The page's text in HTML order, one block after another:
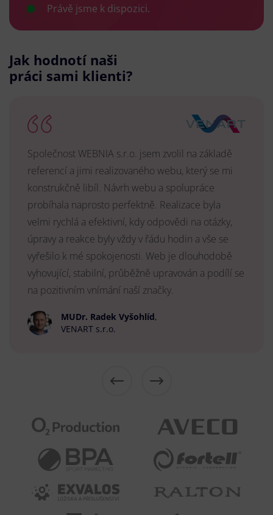
Právě jsme k dispozici.
Jak hodnotí naši
práci sami klienti?
Společnost WEBNIA s.r.o. jsem zvolil na základě
referencí a jimi realizovaného webu, který se mi
konstrukčně libíl. Návrh webu a spolupráce
probíhala naprosto perfektně. Realizace byla
velmi rychlá a efektivní, kdy odpovědi na otázky,
úpravy a reakce byly vždy v řádu hodin a vše se
vyřešilo k mé spokojenosti. Web je dlouhodobě
vyhovující, stabilní, průběžně upravován a podílí se
na pozitivním vnímání naší značky.
MUDr. Radek Vyšohlíd,
VENART s.r.o.